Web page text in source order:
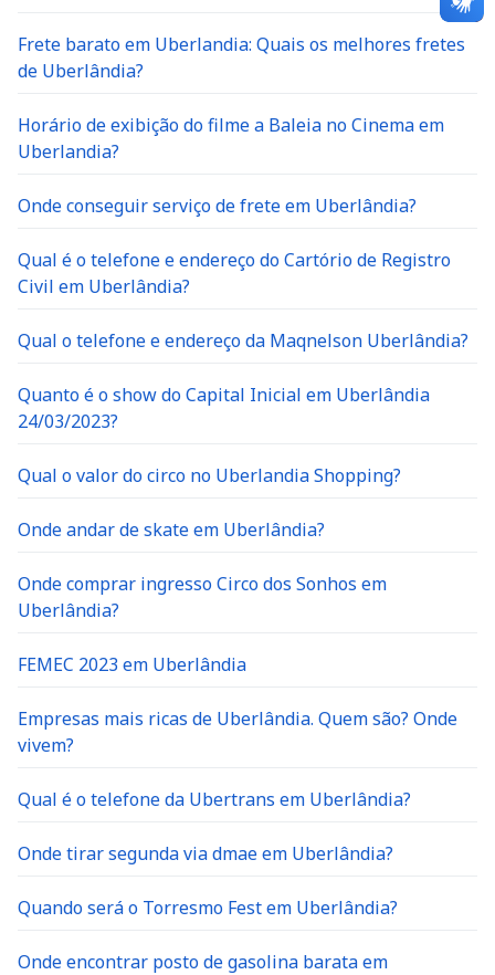
Frete barato em Uberlandia: Quais os melhores fretes
de Uberlândia?
Horário de exibição do filme a Baleia no Cinema em
Uberlandia?
Onde conseguir serviço de frete em Uberlândia?
Qual é o telefone e endereço do Cartório de Registro
Civil em Uberlândia?
Qual o telefone e endereço da Maqnelson Uberlândia?
Quanto é o show do Capital Inicial em Uberlândia
24/03/2023?
Qual o valor do circo no Uberlandia Shopping?
Onde andar de skate em Uberlândia?
Onde comprar ingresso Circo dos Sonhos em
Uberlândia?
FEMEC 2023 em Uberlândia
Empresas mais ricas de Uberlândia. Quem são? Onde
vivem?
Qual é o telefone da Ubertrans em Uberlândia?
Onde tirar segunda via dmae em Uberlândia?
Quando será o Torresmo Fest em Uberlândia?
Onde encontrar posto de gasolina barata em